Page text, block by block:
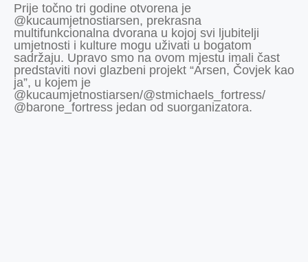
Prije točno tri godine otvorena je
@kucaumjetnostiarsen, prekrasna
multifunkcionalna dvorana u kojoj svi ljubitelji
umjetnosti i kulture mogu uživati u bogatom
sadržaju. Upravo smo na ovom mjestu imali čast
predstaviti novi glazbeni projekt “Arsen, Čovjek kao
ja”, u kojem je
@kucaumjetnostiarsen/@stmichaels_fortress/
@barone_fortress jedan od suorganizatora.